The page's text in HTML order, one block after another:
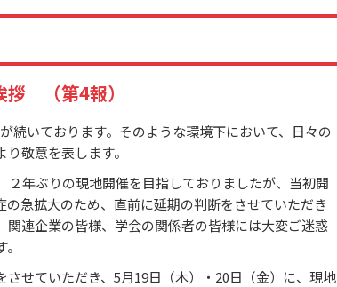
拶 （第4報）
続いております。そのような環境下において、日々の
敬意を表します。
年ぶりの現地開催を目指しておりましたが、当初開
急拡大のため、直前に延期の判断をさせていただき
連企業の皆様、学会の関係者の皆様には大変ご迷惑
せていただき、5月19日（木）・20日（金）に、現地